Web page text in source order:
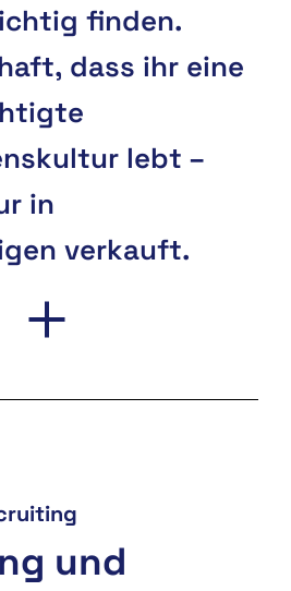
finden.
dass ihr eine
lebt –
in
verkauft.
und